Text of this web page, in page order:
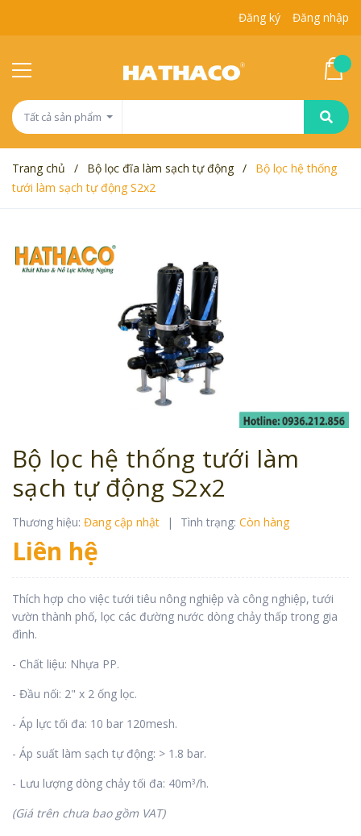
Đăng ký Đăng nhập
Tất cả sản phẩm
Trang chủ / Bộ lọc đĩa làm sạch tự động /
Bộ lọc hệ thống
tưới làm sạch tự động S2x2
Bộ lọc hệ thống tưới làm
sạch tự động S2x2
Thương hiệu: Đang cập nhật | Tình trạng: Còn hàng
Liên hệ
Thích hợp cho việc tưới tiêu nông nghiệp và công nghiệp, tưới
vườn thành phố, lọc các đường nước dòng chảy thấp trong gia
đình.
- Chất liệu: Nhựa PP.
- Đầu nối: 2" x 2 ống lọc.
- Áp lực tối đa: 10 bar 120mesh.
- Áp suất làm sạch tự động: > 1.8 bar.
- Lưu lượng dòng chảy tối đa: 40m3/h.
(Giá trên chưa bao gồm VAT)